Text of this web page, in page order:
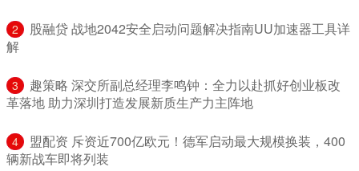
2
​股融贷 战地2042安全启动问题解决指南UU加速器工具详
解
3
​趣策略 深交所副总经理李鸣钟：全力以赴抓好创业板改
革落地 助力深圳打造发展新质生产力主阵地
4
​盟配资 斥资近700亿欧元！德军启动最大规模换装，400
辆新战车即将列装